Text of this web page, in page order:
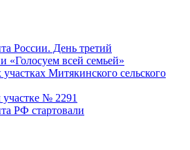
России. День третий
«Голосуем всей семьей»
Митякинского сельского
№ 2291
РФ стартовали